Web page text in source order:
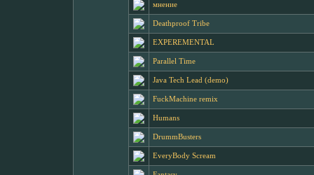
мнение
Deathproof Tribe
EXPEREMENTAL
Parallel Time
Java Tech Lead (demo)
FuckMachine remix
Humans
DrummBusters
EveryBody Scream